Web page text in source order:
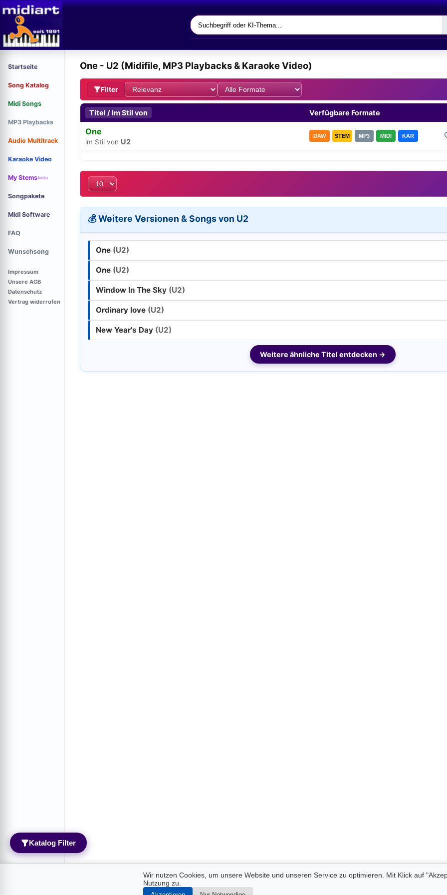
Startseite
Song Katalog
Midi Songs
MP3 Playbacks
Audio Multitrack
Karaoke Video
My Stemsbeta
Songpakete
Midi Software
FAQ
Wunschsong
Impressum
Unsere AGB
Datenschutz
Vertrag widerrufen
One - U2 (Midifile, MP3 Playbacks & Karaoke Video)
Filter
Titel / Im Stil von Verfügbare Formate
One
im Stil von U2
DAW STEM MP3 MIDI KAR
💰 Weitere Versionen & Songs von U2
One (U2)
One (U2)
Window In The Sky (U2)
Ordinary love (U2)
New Year's Day (U2)
Weitere ähnliche Titel entdecken →
Katalog Filter
Wir nutzen Cookies, um unsere Website und unseren Service zu optimieren. Mit Klick auf
Nutzung zu.